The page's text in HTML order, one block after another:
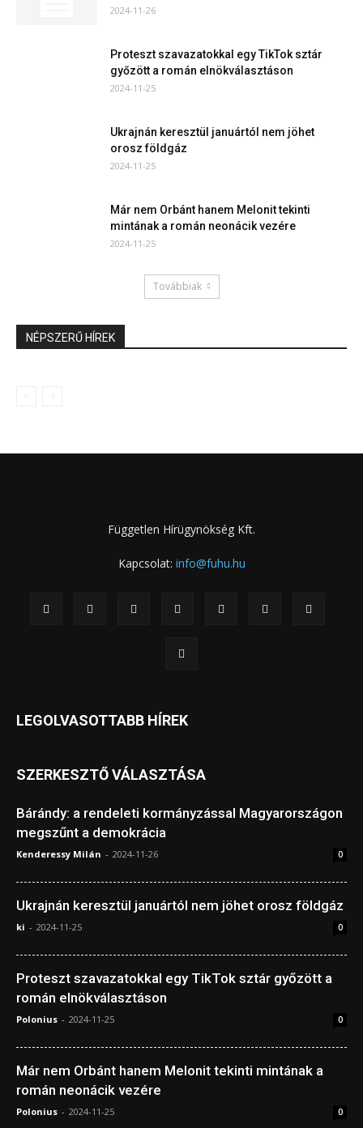
2024-11-26
Proteszt szavazatokkal egy TikTok sztár
győzött a román elnökválasztáson
2024-11-25
Ukrajnán keresztül januártól nem jöhet
orosz földgáz
2024-11-25
Már nem Orbánt hanem Melonit tekinti
mintának a román neonácik vezére
2024-11-25
Továbbiak
NÉPSZERŰ HÍREK
Független Hírügynökség Kft.
Kapcsolat: info@fuhu.hu
LEGOLVASOTTABB HÍREK
SZERKESZTŐ VÁLASZTÁSA
Bárándy: a rendeleti kormányzással Magyarországon
megszűnt a demokrácia
Kenderessy Milán - 2024-11-26 0
Ukrajnán keresztül januártól nem jöhet orosz földgáz
ki - 2024-11-25 0
Proteszt szavazatokkal egy TikTok sztár győzött a
román elnökválasztáson
Polonius - 2024-11-25 0
Már nem Orbánt hanem Melonit tekinti mintának a
román neonácik vezére
Polonius - 2024-11-25 0